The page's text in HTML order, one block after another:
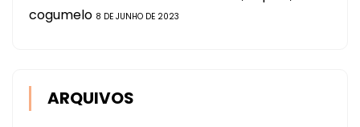
cogumelo 8 DE JUNHO DE 2023
ARQUIVOS